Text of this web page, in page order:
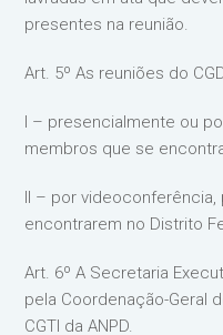
presentes na reunião.
Art. 5º As reuniões do
I – presencialmente ou
membros que se
II – por
encontrarem no Distrito
Art. 6º A Secretaria
pela Coordenação-Geral
CGTI da ANPD.